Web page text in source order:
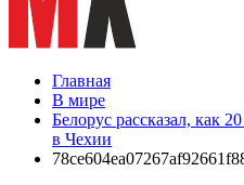
Главная
В мире
Белорус рассказал, как
в Чехии